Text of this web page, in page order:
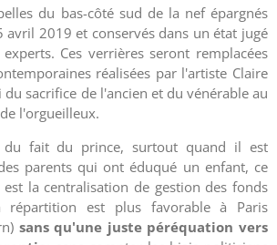
du bas-côté sud de la nef épargnés
avril 2019 et conservés dans un état jugé
Ces verrières seront remplacées
réalisées par l'artiste Claire
du sacrifice de l'ancien et du vénérable au
l'orgueilleux.
du fait du prince, surtout quand il est
parents qui ont éduqué un enfant, ce
la centralisation de gestion des fonds
répartition est plus favorable à Paris
sans qu'une juste péréquation vers